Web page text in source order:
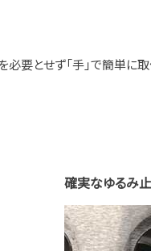
とせず「手」で簡単に
確実なゆるみ